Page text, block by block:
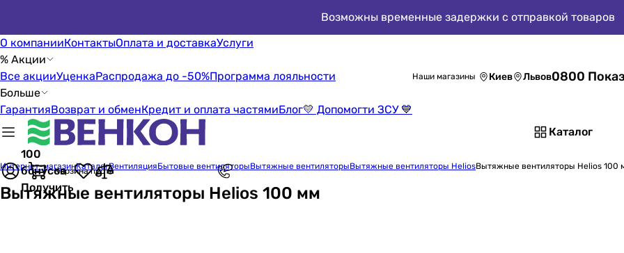
Возможны временные задержки с отправкой товаров
О компанииКонтактыОплата и доставкаУслуги
% Акции
Все акцииУценкаРаспродажа до -50%Программа лояльности
Больше
ГарантияВозврат и обменКредит и оплата частямиБлог💛 Допомогти ЗСУ 💙
Наши магазины Киев Львов0800
Каталог
100
бонусов
Получить
Корзина пуста
Интернет-магазинКаталогВентиляцияБытовые вентиляторыВытяжные вентиляторыВытяжные вентиляторы HeliosВытяжные вентиляторы Helios 100
Вытяжные вентиляторы Helios 100 мм